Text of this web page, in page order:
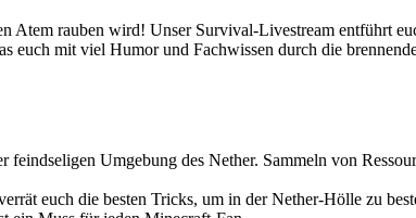
Atem rauben wird! Unser Survival-Livestream entführt
euch mit viel Humor und Fachwissen durch die
Umgebung des Nether. Sammeln von
euch die besten Tricks, um in der Nether-Hölle zu